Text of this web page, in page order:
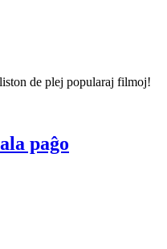
de plej popularaj filmoj!
paĝo